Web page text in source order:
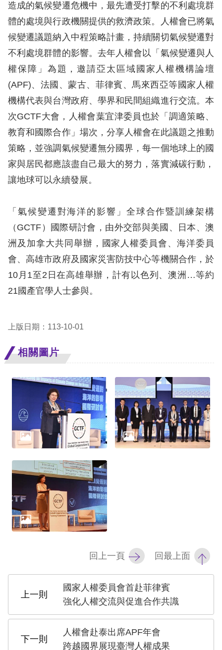
人
權
資
料
庫
無
礙
快
捷
鍵
請
選
擇
語
言
兒少版
頁
網
網
站
全
政
策
護
造成的氣候變遷危機中，最先遭受打擊的不利處境群
體的處境與行政機關提供的救濟政策。人權會已將氣
候變遷議題納入中程策略計畫，持續關切氣候變遷對
不利處境群體的影響。去年人權會以「氣候變遷與人
權保障」為題，邀請亞太區域國家人權機構論壇
(APF)、法國、蒙古、菲律賓、馬來西亞等國家人權
機構代表與台灣政府、學界和民間組織進行交流。本
次GCTF大會，人權會葉宜津委員也於「調適策略、
教育和國際合作」場次，分享人權會在此議題之推動
策略，並強調氣候變遷無分國界，每一個地球上的國
家與居民都應該盡自己最大的努力，落實減碳行動，
讓地球可以永續發展。
「氣候變遷對海洋的影響」全球合作暨訓練架構
（GCTF）國際研討會，由外交部與美國、日本、澳
洲及加拿大共同舉辦，國家人權委員會、海洋委員
會、高雄市政府及國家災害防技中心等機關合作，於
10月1至2日在高雄舉辦，計有以色列、澳洲…等約
21國產官學人士參與。
上版日期：113-10-01
相關圖片
回上一頁 回最上面
國家人權委員會首赴菲律賓
強化人權交流與促進合作共識
人權會赴泰出席APF年會
跨越國界展現臺灣人權成果